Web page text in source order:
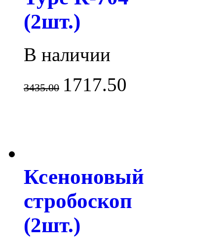
(2шт.)
В наличии
3435.00 1717.50
Ксеноновый
стробоскоп
(2шт.)